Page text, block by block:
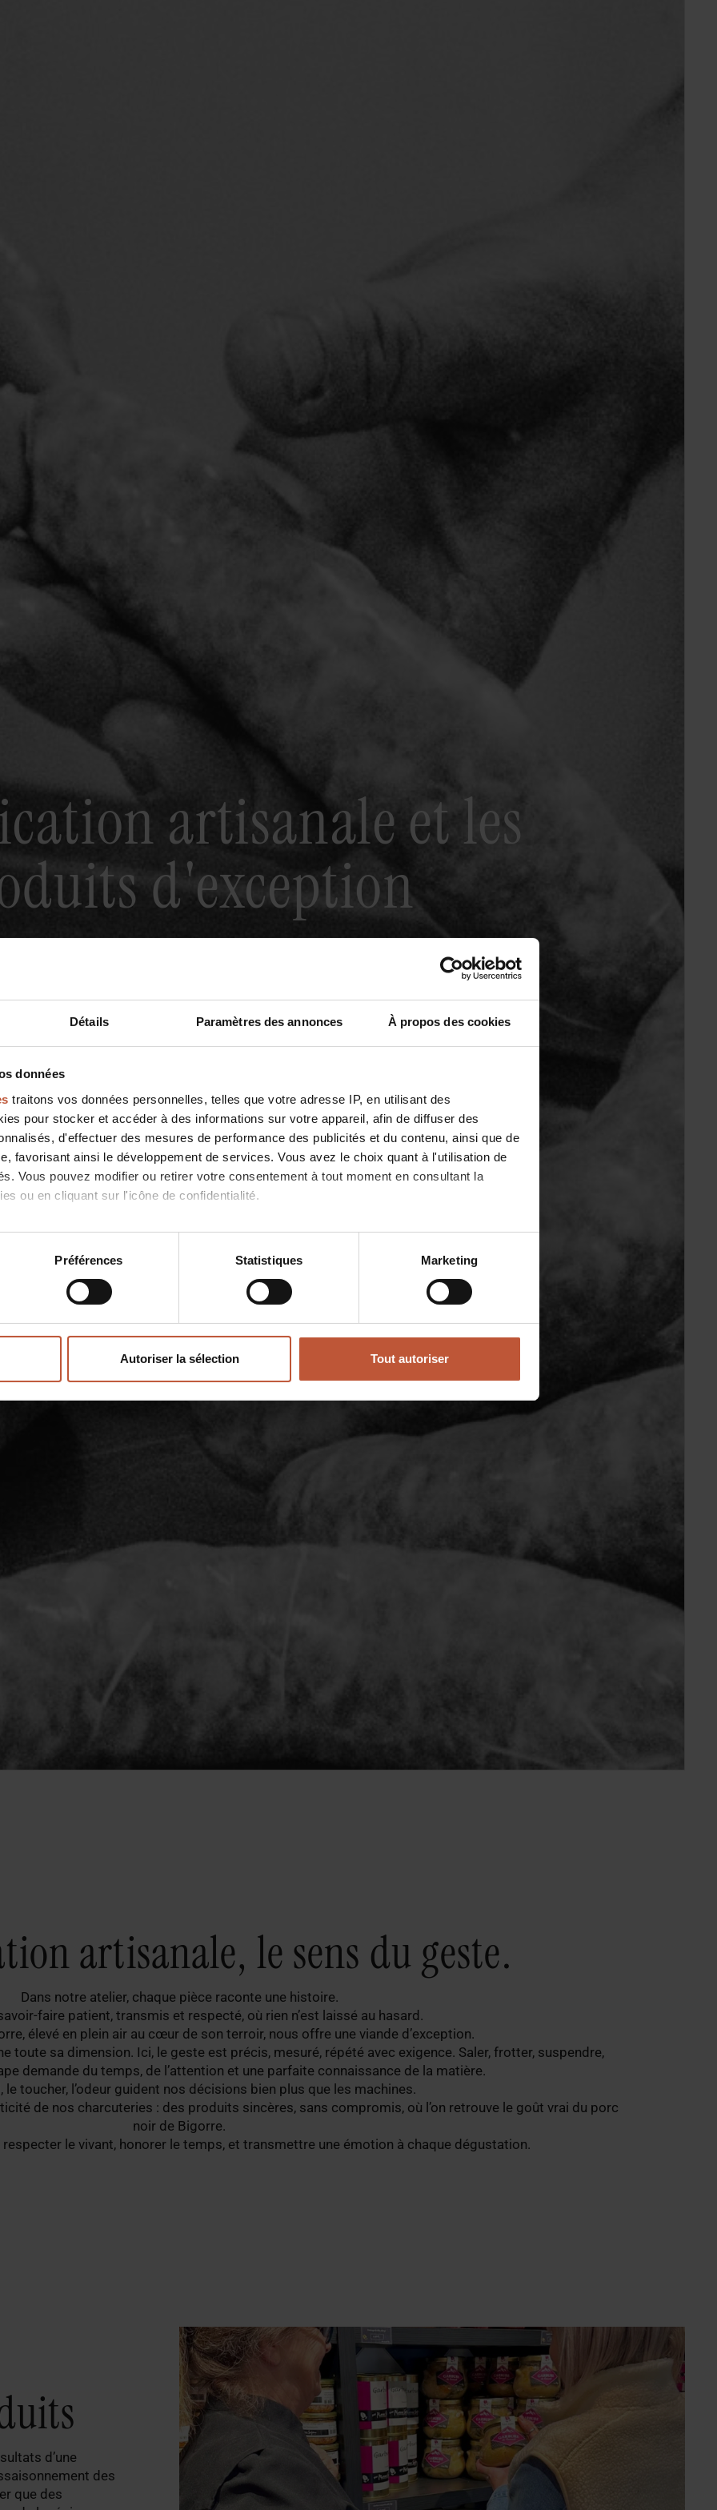
Détails Paramètres des annonces À propos des cookies
données
traitons vos données personnelles, telles que votre adresse IP, en utilisant des
pour stocker et accéder à des informations sur votre appareil, afin de diffuser des
d'effectuer des mesures de performance des publicités et du contenu, ainsi que de
favorisant ainsi le développement de services. Vous avez le choix quant à l'utilisation de
Vous pouvez modifier ou retirer votre consentement à tout moment en consultant la
ou en cliquant sur l'icône de confidentialité.
également :
sur votre localisation géographique qui peuvent être précises à plusieurs mètres près
ou retirer votre consentement à tout moment à partir de la déclaration sur les cookies.
Préférences Statistiques Marketing
Autoriser la sélection Tout autoriser
artisanale et les
d'exception
artisanale, le sens du geste.
Dans notre atelier, chaque pièce raconte une histoire.
faire patient, transmis et respecté, où rien n’est laissé au hasard.
élevé en plein air au cœur de son terroir, nous offre une viande d’exception.
toute sa dimension. Ici, le geste est précis, mesuré, répété avec exigence. Saler, frotter, suspendre,
demande du temps, de l’attention et une parfaite connaissance de la matière.
le toucher, l’odeur guident nos décisions bien plus que les machines.
de nos charcuteries : des produits sincères, sans compromis, où l’on retrouve le goût vrai du porc
noir de Bigorre.
respecter le vivant, honorer le temps, et transmettre une émotion à chaque dégustation.
d’une
des
que des